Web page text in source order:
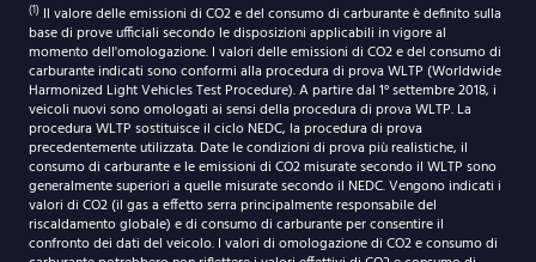
9:30-12:30 | 14.30-18:30
(1) Il valore delle emissioni di CO2 e del consumo di carburante è definito sulla
base di prove ufficiali secondo le disposizioni applicabili in vigore al
momento dell'omologazione. I valori delle emissioni di CO2 e del consumo di
carburante indicati sono conformi alla procedura di prova WLTP (Worldwide
Harmonized Light Vehicles Test Procedure). A partire dal 1° settembre 2018, i
veicoli nuovi sono omologati ai sensi della procedura di prova WLTP. La
procedura WLTP sostituisce il ciclo NEDC, la procedura di prova
precedentemente utilizzata. Date le condizioni di prova più realistiche, il
consumo di carburante e le emissioni di CO2 misurate secondo il WLTP sono
generalmente superiori a quelle misurate secondo il NEDC. Vengono indicati i
valori di CO2 (il gas a effetto serra principalmente responsabile del
riscaldamento globale) e di consumo di carburante per consentire il
confronto dei dati del veicolo. I valori di omologazione di CO2 e consumo di